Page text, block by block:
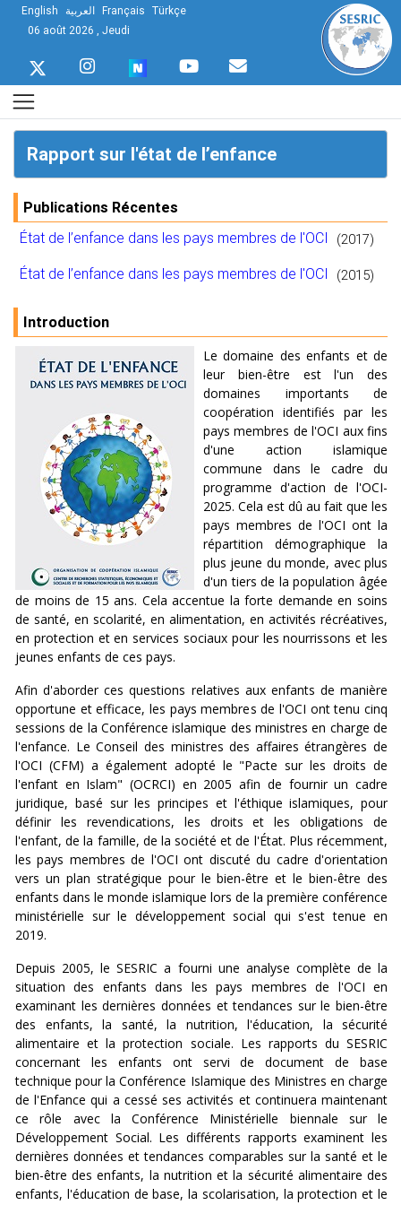
English العربية Français Türkçe
06 août 2026 , Jeudi
Rapport sur l'état de l’enfance
Publications Récentes
État de l’enfance dans les pays membres de l'OCI
(2017)
État de l’enfance dans les pays membres de l'OCI (2015)
Introduction
Le domaine des enfants et de
leur bien-être est l'un des
domaines importants de
coopération identifiés par les
pays membres de l'OCI aux fins
d'une action islamique
commune dans le cadre du
programme d'action de l'OCI-
2025. Cela est dû au fait que les
pays membres de l'OCI ont la
répartition démographique la
plus jeune du monde, avec plus
d'un tiers de la population âgée
de moins de 15 ans. Cela accentue la forte demande en soins
de santé, en scolarité, en alimentation, en activités récréatives,
en protection et en services sociaux pour les nourrissons et les
jeunes enfants de ces pays.
Afin d'aborder ces questions relatives aux enfants de manière
opportune et efficace, les pays membres de l'OCI ont tenu cinq
sessions de la Conférence islamique des ministres en charge de
l'enfance. Le Conseil des ministres des affaires étrangères de
l'OCI (CFM) a également adopté le "Pacte sur les droits de
l'enfant en Islam" (OCRCI) en 2005 afin de fournir un cadre
juridique, basé sur les principes et l'éthique islamiques, pour
définir les revendications, les droits et les obligations de
l'enfant, de la famille, de la société et de l'État. Plus récemment,
les pays membres de l'OCI ont discuté du cadre d'orientation
vers un plan stratégique pour le bien-être et le bien-être des
enfants dans le monde islamique lors de la première conférence
ministérielle sur le développement social qui s'est tenue en
2019.
Depuis 2005, le SESRIC a fourni une analyse complète de la
situation des enfants dans les pays membres de l'OCI en
examinant les dernières données et tendances sur le bien-être
des enfants, la santé, la nutrition, l'éducation, la sécurité
alimentaire et la protection sociale. Les rapports du SESRIC
concernant les enfants ont servi de document de base
technique pour la Conférence Islamique des Ministres en charge
de l'Enfance qui a cessé ses activités et continuera maintenant
ce rôle avec la Conférence Ministérielle biennale sur le
Développement Social. Les différents rapports examinent les
dernières données et tendances comparables sur la santé et le
bien-être des enfants, la nutrition et la sécurité alimentaire des
enfants, l'éducation de base, la scolarisation, la protection et le